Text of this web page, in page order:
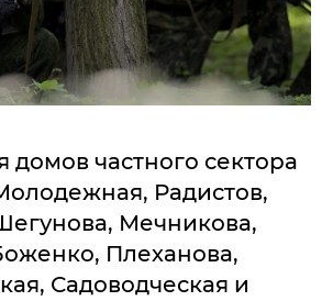
домов частного сектора
Радистов,
Мечникова,
Плеханова,
Садоводческая и